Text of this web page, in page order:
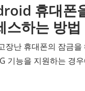
휴대폰
스하는 방법
장난 휴대폰의 잠금
기능을 지원하는 경